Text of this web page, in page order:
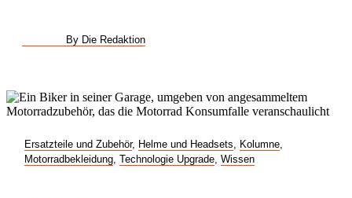
By Die Redaktion
Ersatzteile und Zubehör, Helme und Headsets Kolumne
Motorradbekleidung Technologie Upgrade Wissen